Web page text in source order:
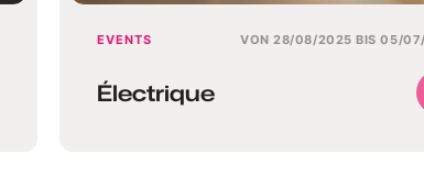
EVENTS VON 28/08/2025 BIS 05/
Électrique